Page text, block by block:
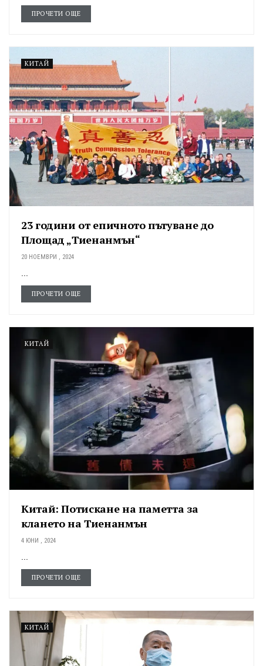
ПРОЧЕТИ ОЩЕ
КИТАЙ
23 години от епичното пътуване до
Площад „Тиенанмън“
20 НОЕМВРИ , 2024
ПРОЧЕТИ ОЩЕ
КИТАЙ
Китай: Потискане на паметта за
клането на Тиенанмън
4 ЮНИ , 2024
ПРОЧЕТИ ОЩЕ
КИТАЙ